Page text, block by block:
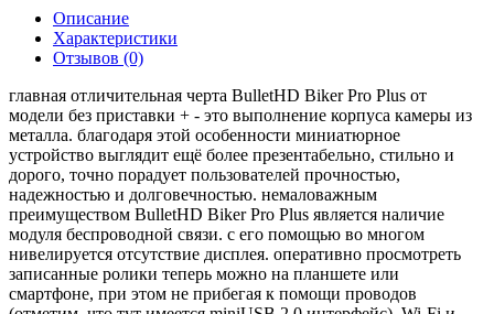
Описание
Характеристики
Отзывов (0)
главная отличительная черта BulletHD Biker Pro Plus от
модели без приставки + - это выполнение корпуса камеры из
металла. благодаря этой особенности миниатюрное
устройство выглядит ещё более презентабельно, стильно и
дорого, точно порадует пользователей прочностью,
надежностью и долговечностью. немаловажным
преимуществом BulletHD Biker Pro Plus является наличие
модуля беспроводной связи. с его помощью во многом
нивелируется отсутствие дисплея. оперативно просмотреть
записанные ролики теперь можно на планшете или
смартфоне, при этом не прибегая к помощи проводов